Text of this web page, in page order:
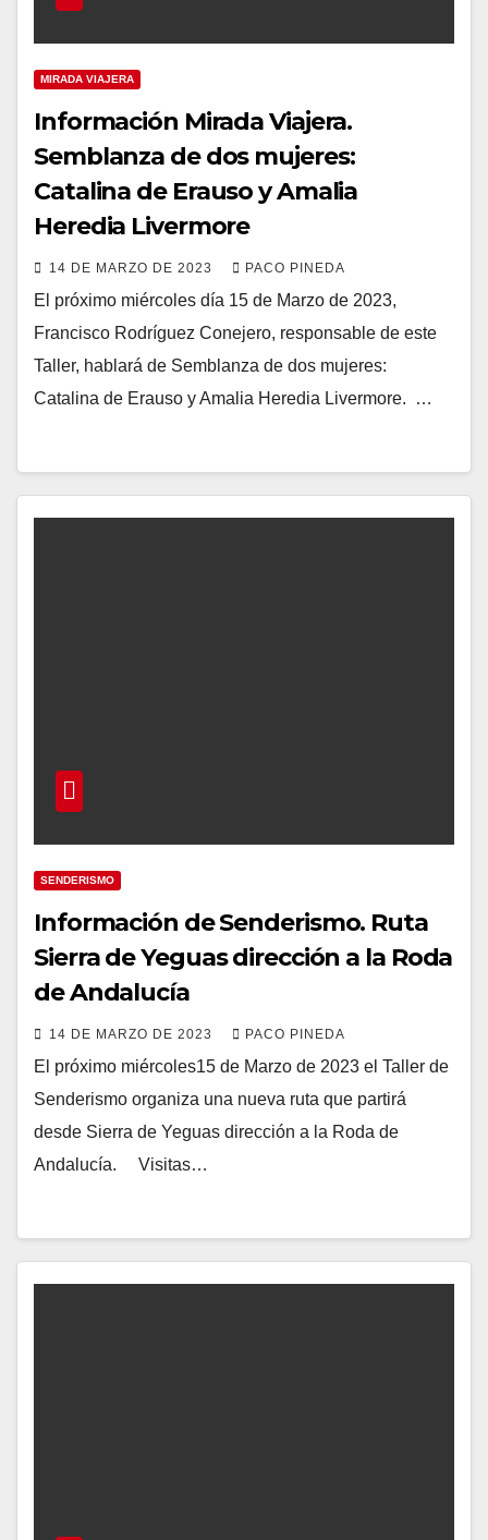
MIRADA VIAJERA
Información Mirada Viajera.
Semblanza de dos mujeres:
Catalina de Erauso y Amalia
Heredia Livermore
14 DE MARZO DE 2023 PACO PINEDA
El próximo miércoles día 15 de Marzo de 2023,
Francisco Rodríguez Conejero, responsable de este
Taller, hablará de Semblanza de dos mujeres:
Catalina de Erauso y Amalia Heredia Livermore. …
SENDERISMO
Información de Senderismo. Ruta
Sierra de Yeguas dirección a la Roda
de Andalucía
14 DE MARZO DE 2023 PACO PINEDA
El próximo miércoles15 de Marzo de 2023 el Taller de
Senderismo organiza una nueva ruta que partirá
desde Sierra de Yeguas dirección a la Roda de
Andalucía. Visitas…